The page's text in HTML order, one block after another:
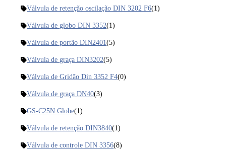
Válvula de retenção oscilação DIN 3202 F6(1)
Válvula de globo DIN 3352(1)
Válvula de portão DIN2401(5)
Válvula de graça DIN3202(5)
Válvula de Gridão Din 3352 F4(0)
Válvula de graça DN40(3)
GS-C25N Globe(1)
Válvula de retenção DIN3840(1)
Válvula de controle DIN 3356(8)